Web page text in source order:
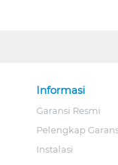
Informasi
Garansi Resmi
Pelengkap
Instalasi